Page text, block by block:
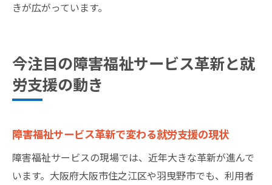
きが広がっています。
今注目の障害福祉サービス革新と就
労支援の動き
障害福祉サービス革新で変わる就労支援の現状
障害福祉サービスの現場では、近年大きな革新が進んで
います。大阪府大阪市住之江区や羽曳野市でも、利用者